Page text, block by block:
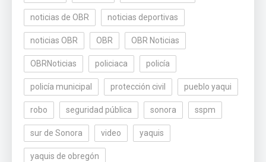
noticias de OBR noticias deportivas
noticias OBR OBR OBR Noticias
OBRNoticias policiaca policía
policía municipal protección civil pueblo yaqui
robo seguridad pública sonora sspm
sur de Sonora video yaquis
yaquis de obregón